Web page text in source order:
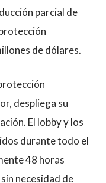
parcial de
de dólares.
despliega su
El lobby y los
durante todo el
48 horas
necesidad de